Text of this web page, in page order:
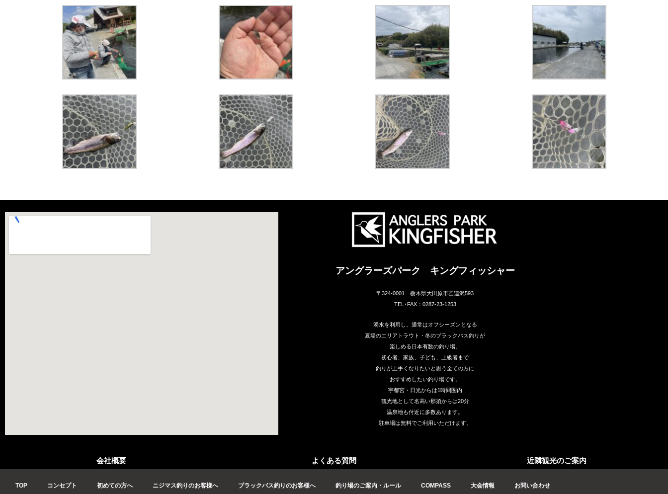
アングラーズパーク キングフィッシャー
〒324-0001 栃木県大田原市乙連沢593
TEL･FAX：0287-23-1253
湧水を利用し、通常はオフシーズンとなる
夏場のエリアトラウト・冬のブラックバス釣りが
楽しめる日本有数の釣り場。
初心者、家族、子ども、上級者まで
釣りが上手くなりたいと思う全ての方に
おすすめしたい釣り場です。
宇都宮・日光からは1時間圏内
観光地として名高い那須からは20分
温泉地も付近に多数あります。
駐車場は無料でご利用いただけます。
会社概要 よくある質問 近隣観光のご案内
TOP コンセプト 初めての方へ ニジマス釣りのお客様へ ブラックバス釣りのお客様へ 釣り場のご案内・ルール COMPASS 大会情報 お問い合わせ